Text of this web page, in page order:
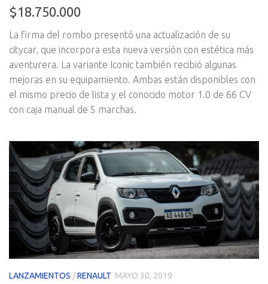
$18.750.000
La firma del rombo presentó una actualización de su
citycar, que incorpora esta nueva versión con estética más
aventurera. La variante Iconic también recibió algunas
mejoras en su equipamiento. Ambas están disponibles con
el mismo precio de lista y el conocido motor 1.0 de 66 CV
con caja manual de 5 marchas.
LANZAMIENTOS /RENAULT MAYO 30, 2019